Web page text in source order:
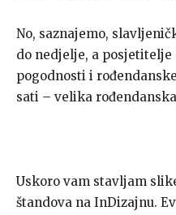
No, saznajemo,
do nedjelje, a posjetitelje
pogodnosti i
sati – velika
Uskoro vam stavljam
štandova na InDizajnu.